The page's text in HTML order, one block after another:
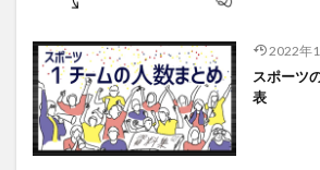
2022年
スポーツ
表